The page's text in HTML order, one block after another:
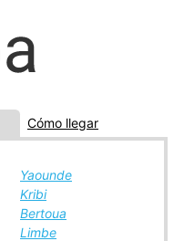
Cómo llegar
Yaounde
Kribi
Bertoua
Limbe